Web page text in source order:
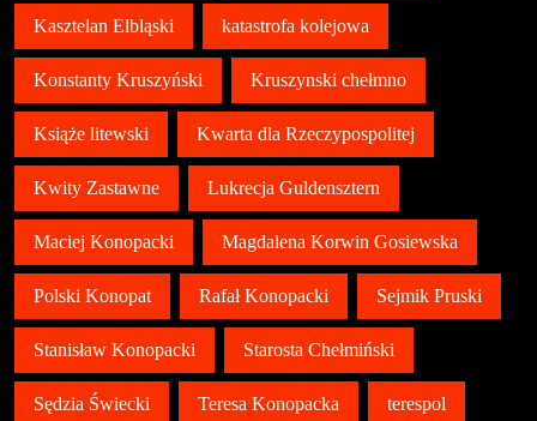
Kasztelan Elbląski katastrofa kolejowa
Konstanty Kruszyński Kruszynski chełmno
Książe litewski Kwarta dla Rzeczypospolitej
Kwity Zastawne Lukrecja Guldensztern
Maciej Konopacki Magdalena Korwin Gosiewska
Polski Konopat Rafał Konopacki Sejmik Pruski
Stanisław Konopacki Starosta Chełmiński
Sędzia Świecki Teresa Konopacka terespol